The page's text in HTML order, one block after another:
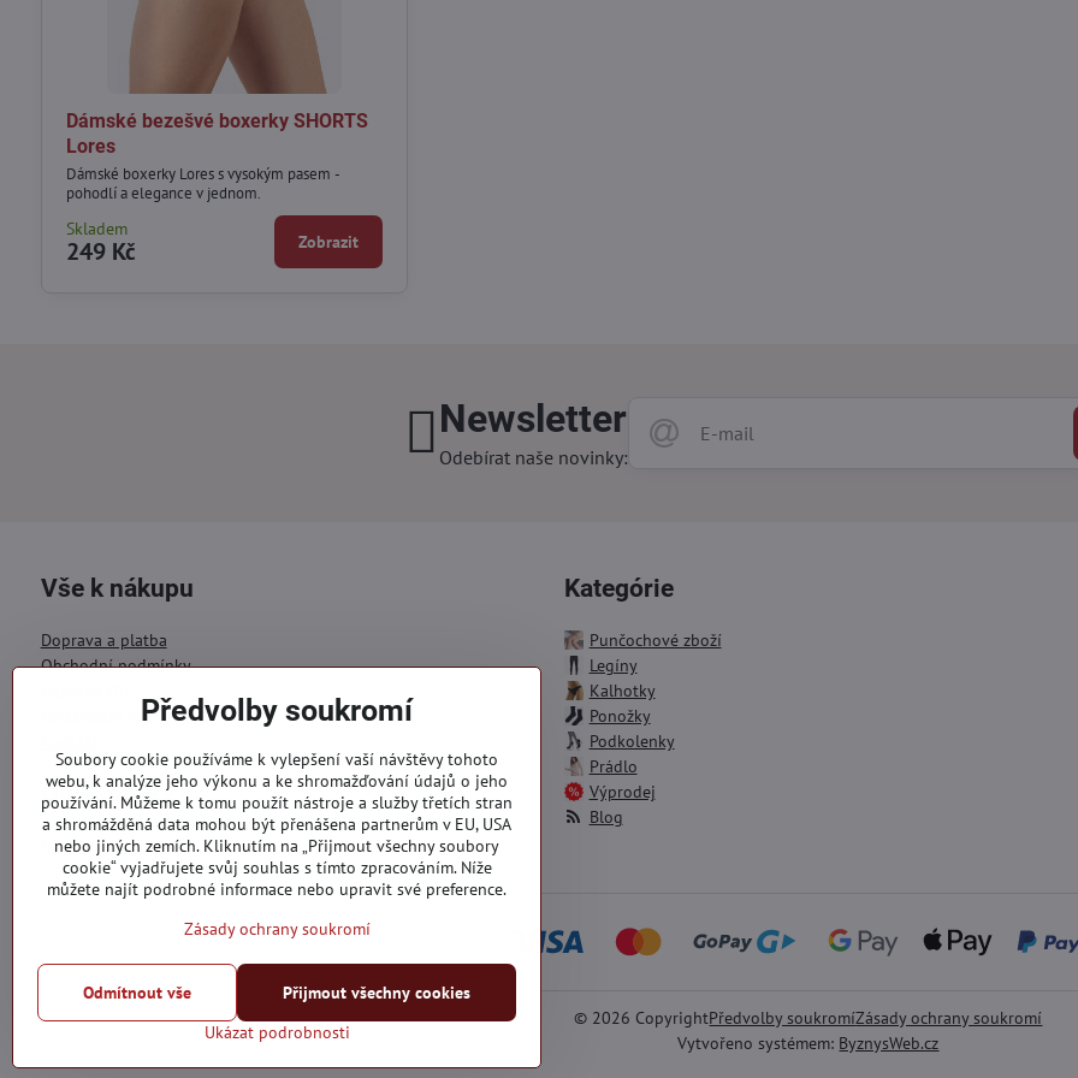
Dámské bezešvé boxerky SHORTS
Lores
Dámské boxerky Lores s vysokým pasem -
pohodlí a elegance v jednom.
Skladem
249 Kč Zobrazit
Newsletter
Odebírat naše novinky:
Vše k nákupu
Doprava a platba
Obchodní podmínky
Reklamační formulář
Objednávky
Stav objednávky
Kategórie
Punčochové zboží
Legíny
Kalhotky
Ponožky
Podkolenky
Prádlo
Výprodej
Blog
© 2026 CopyrightPředvolby soukromíZásady ochrany soukromí
Vytvořeno systémem: ByznysWeb.cz
Předvolby soukromí
Soubory cookie používáme k vylepšení vaší návštěvy tohoto
webu, k analýze jeho výkonu a ke shromažďování údajů o jeho
používání. Můžeme k tomu použít nástroje a služby třetích stran
a shromážděná data mohou být přenášena partnerům v EU, USA
nebo jiných zemích. Kliknutím na „Přijmout všechny soubory
cookie“ vyjadřujete svůj souhlas s tímto zpracováním. Níže
můžete najít podrobné informace nebo upravit své preference.
Zásady ochrany soukromí
Ukázat podrobnosti
Přijmout všechny cookies
Odmítnout vše